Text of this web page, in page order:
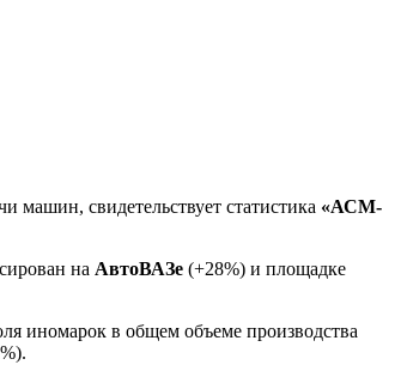
машин, свидетельствует статистика «АСМ-
на АвтоВАЗе (+28%) и площадке
иномарок в общем объеме производства